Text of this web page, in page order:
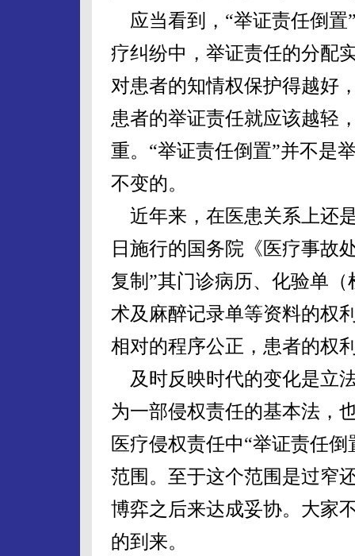
应当看到，“举证责任倒置
疗纠纷中，举证责任的分配
对患者的知情权保护得越好
患者的举证责任就应该越轻
重。“举证责任倒置”并不是
不变的。
近年来，在医患关系上还
日施行的国务院《医疗事故
复制”其门诊病历、化验单
术及麻醉记录单等资料的权
相对的程序公正，患者的权
及时反映时代的变化是立
为一部侵权责任的基本法，
医疗侵权责任中“举证责任
范围。至于这个范围是过窄
博弈之后来达成妥协。大家
的到来。